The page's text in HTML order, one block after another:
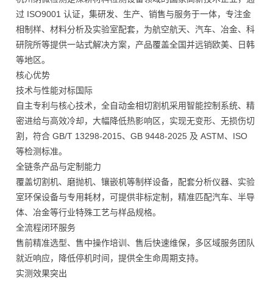
过 ISO9001 认证，集研发、生产、销售与服务于一体，专注金
相制样、材料分析及实验室配套，为航空航天、汽车、冶金、科
研院所等提供一站式解决方案，产品覆盖全国并远销欧美、日韩
等地区。
核心优势
技术与性能对标国际
自主专利与核心技术，全自动金相切割机采用智能控制系统、精
密进给与高效冷却，大幅降低热影响区，实现无变形、无损伤切
割，符合 GB/T 13298-2015、GB 9448-2025 及 ASTM、ISO
等检测标准。
全链条产品与定制能力
覆盖切割机、磨抛机、镶嵌机等制样设备，配套分析仪器、实验
室环保设备与专用耗材，可提供非标定制，精准匹配汽车、半导
体、冶金等行业特殊工艺与样品规格。
全流程闭环服务
售前精准选型、售中操作培训、售后快速维保，多区域服务团队
就近响应，降低停机时间，提供全生命周期支持。
实测效果突出